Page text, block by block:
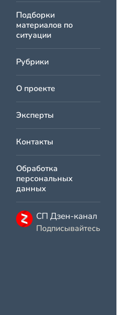
Подборки
материалов по
ситуации
Рубрики
О проекте
Эксперты
Контакты
Обработка
персональных
данных
СП Дзен-канал
Подписывайтесь